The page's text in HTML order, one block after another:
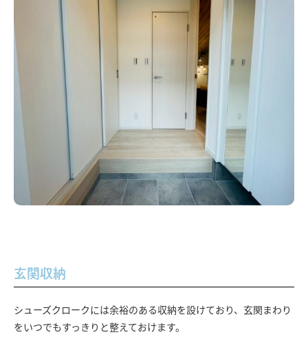
玄関収納
シューズクロークには余裕のある収納を設けており、玄関まわり
をいつでもすっきりと整えておけます。